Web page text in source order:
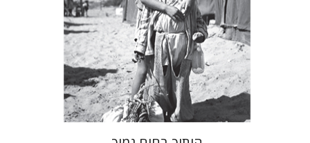
הנחת אתר ספר מודפס
$46
$41